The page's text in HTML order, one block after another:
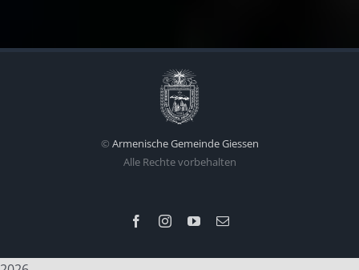
© Armenische Gemeinde Giessen
Alle Rechte vorbehalten
FacebookInstagramYouTube
E-